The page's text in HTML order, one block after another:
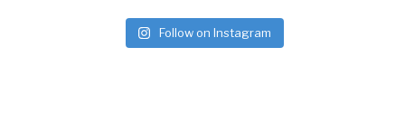
Follow on Instagram